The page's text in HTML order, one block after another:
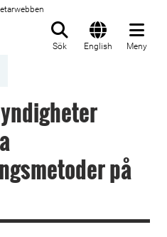
Sök English Meny
på